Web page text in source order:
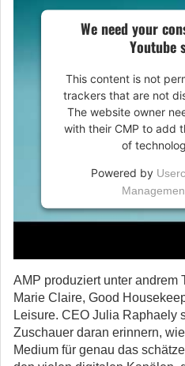
We need your
Youtube
This content is not
trackers that are not
The website owner
with their CMP to add
of
Powered by
AMP produziert unter andrem
Marie Claire, Good
Leisure. CEO Julia Raphaely
Zuschauer daran erinnern,
Medium für genau das